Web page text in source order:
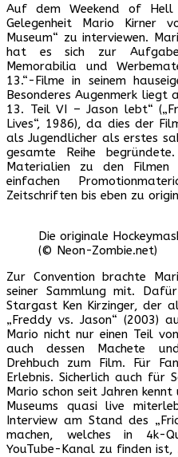
Auf dem Weekend of
Gelegenheit Mario Kirner
Museum“ zu interviewen.
hat es sich zur
Memorabilia und
13.“-Filme in seinem
Besonderes Augenmerk
13. Teil VI – Jason lebt“
Lives“, 1986), da dies der
als Jugendlicher als erstes
gesamte Reihe
Materialien zu den Filmen
einfachen
Zeitschriften bis eben zu
Die originale
(© Neon-Zombie.net)
Zur Convention brachte
seiner Sammlung mit.
Stargast Ken Kirzinger, der
„Freddy vs. Jason“ (2003)
Mario nicht nur einen Teil
auch dessen Machete
Drehbuch zum Film. Für
Erlebnis. Sicherlich auch für
Mario schon seit Jahren
Museums quasi live
Interview am Stand des
machen, welches in 4k-
YouTube-Kanal zu finden ist,